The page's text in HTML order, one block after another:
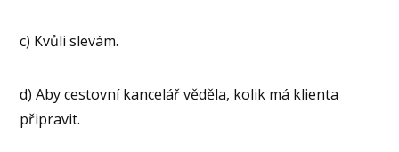
c) Kvůli slevám.
d) Aby cestovní kancelář věděla, kolik má klienta
připravit.